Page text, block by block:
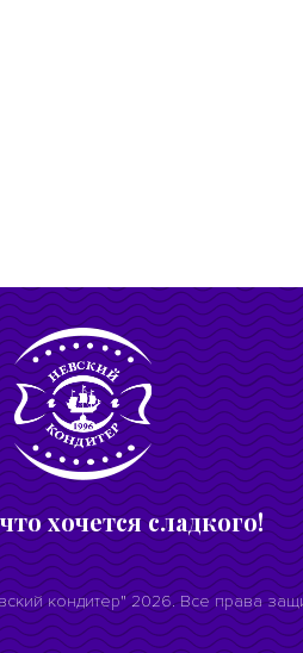
хочется сладкого!
кондитер" 2026. Все права